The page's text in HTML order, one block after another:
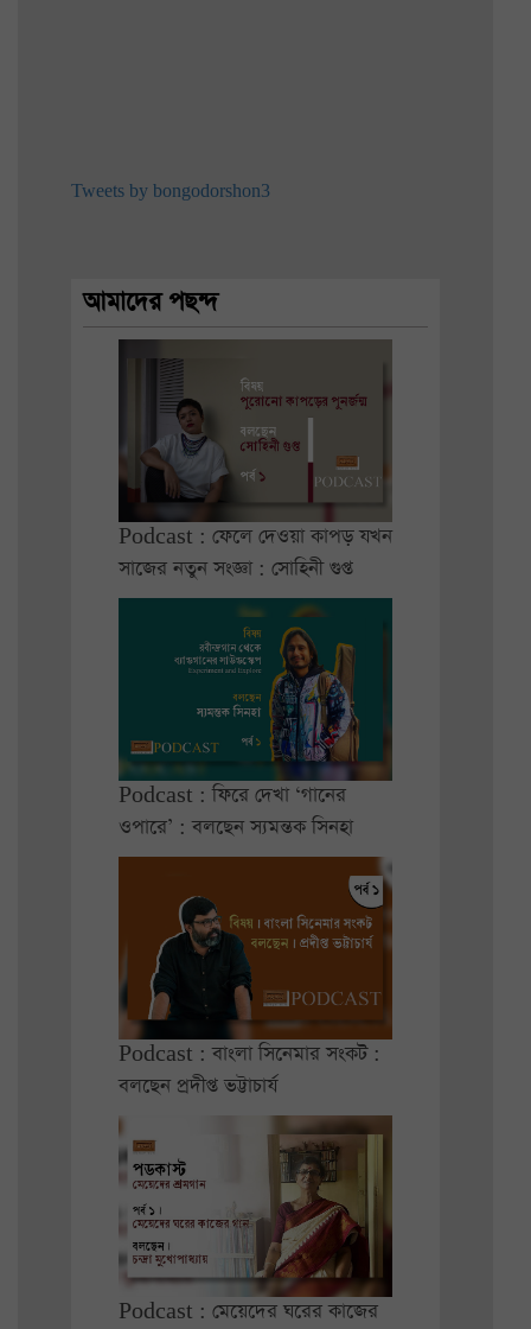
Tweets by bongodorshon3
আমাদের পছন্দ
Podcast : ফেলে দেওয়া কাপড় যখন
সাজের নতুন সংজ্ঞা : সোহিনী গুপ্ত
Podcast : ফিরে দেখা ‘গানের
ওপারে’ : বলছেন স্যমন্তক সিনহা
Podcast : বাংলা সিনেমার সংকট :
বলছেন প্রদীপ্ত ভট্টাচার্য
Podcast : মেয়েদের ঘরের কাজের